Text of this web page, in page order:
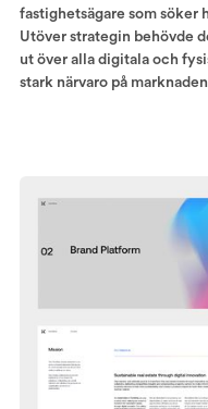
fastighetsägare som söker
Utöver strategin behövde
ut över alla digitala och
stark närvaro på